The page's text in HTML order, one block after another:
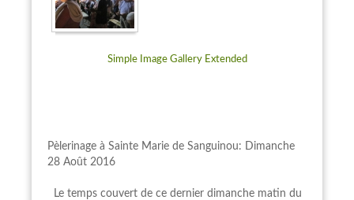
Simple Image Gallery Extended
Pèlerinage à Sainte Marie de Sanguinou: Dimanche
28 Août 2016
Le temps couvert de ce dernier dimanche matin du